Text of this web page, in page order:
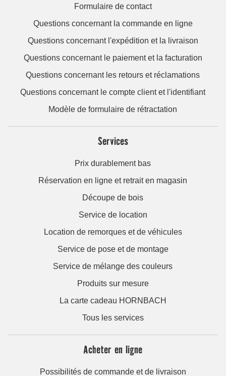
Formulaire de contact
Questions concernant la commande en ligne
Questions concernant l'expédition et la livraison
Questions concernant le paiement et la facturation
Questions concernant les retours et réclamations
Questions concernant le compte client et l'identifiant
Modèle de formulaire de rétractation
Services
Prix durablement bas
Réservation en ligne et retrait en magasin
Découpe de bois
Service de location
Location de remorques et de véhicules
Service de pose et de montage
Service de mélange des couleurs
Produits sur mesure
La carte cadeau HORNBACH
Tous les services
Acheter en ligne
Possibilités de commande et de livraison